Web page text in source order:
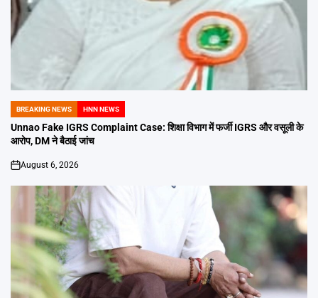
POSTED
IN
BREAKING NEWS HNN NEWS
Unnao Fake IGRS Complaint Case: शिक्षा विभाग में फर्जी IGRS और वसूली के
आरोप, DM ने बैठाई जांच
on
August 6, 2026